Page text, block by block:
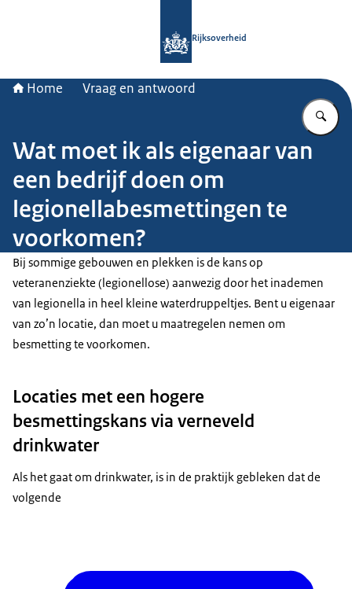
Rijksoverheid
Home Vraag en antwoord
Wat moet ik als eigenaar van
een bedrijf doen om
legionellabesmettingen te
voorkomen?
Bij sommige gebouwen en plekken is de kans op
veteranenziekte (legionellose) aanwezig door het inademen
van legionella in heel kleine waterdruppeltjes. Bent u eigenaar
van zo’n locatie, dan moet u maatregelen nemen om
besmetting te voorkomen.
Locaties met een hogere
besmettingskans via verneveld
drinkwater
Als het gaat om drinkwater, is in de praktijk gebleken dat de
volgende